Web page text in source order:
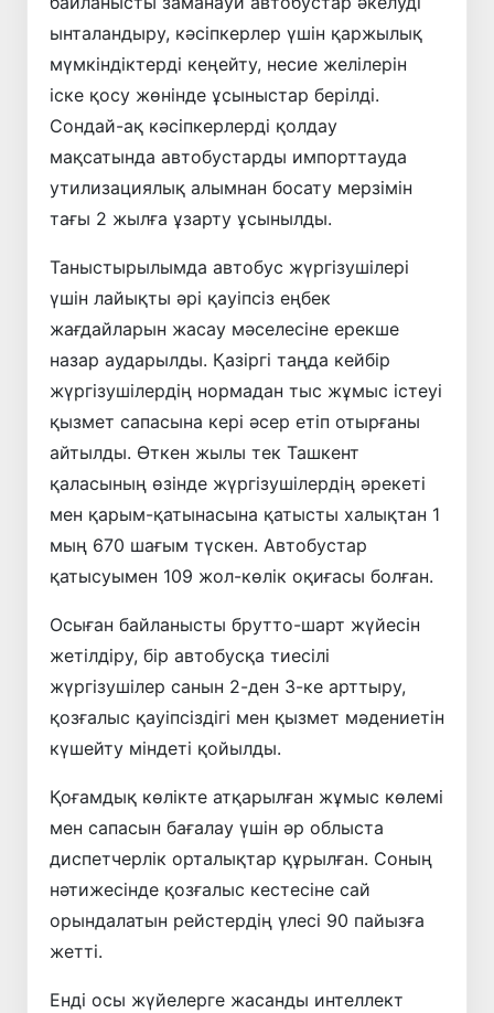
ынталандыру, кәсіпкерлер үшін қаржылық
мүмкіндіктерді кеңейту, несие желілерін
іске қосу жөнінде ұсыныстар берілді.
Сондай-ақ кәсіпкерлерді қолдау
мақсатында автобустарды импорттауда
утилизациялық алымнан босату мерзімін
тағы 2 жылға ұзарту ұсынылды.
Таныстырылымда автобус жүргізушілері
үшін лайықты әрі қауіпсіз еңбек
жағдайларын жасау мәселесіне ерекше
назар аударылды. Қазіргі таңда кейбір
жүргізушілердің нормадан тыс жұмыс істеуі
қызмет сапасына кері әсер етіп отырғаны
айтылды. Өткен жылы тек Ташкент
қаласының өзінде жүргізушілердің әрекеті
мен қарым-қатынасына қатысты халықтан 1
мың 670 шағым түскен. Автобустар
қатысуымен 109 жол-көлік оқиғасы болған.
Осыған байланысты брутто-шарт жүйесін
жетілдіру, бір автобусқа тиесілі
жүргізушілер санын 2-ден 3-ке арттыру,
қозғалыс қауіпсіздігі мен қызмет мәдениетін
күшейту міндеті қойылды.
Қоғамдық көлікте атқарылған жұмыс көлемі
мен сапасын бағалау үшін әр облыста
диспетчерлік орталықтар құрылған. Соның
нәтижесінде қозғалыс кестесіне сай
орындалатын рейстердің үлесі 90 пайызға
жетті.
Енді осы жүйелерге жасанды интеллект